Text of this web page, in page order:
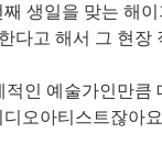
생일을 맞는 해
다고 해서 그 현장
인 예술가인만
오아티스트잖아